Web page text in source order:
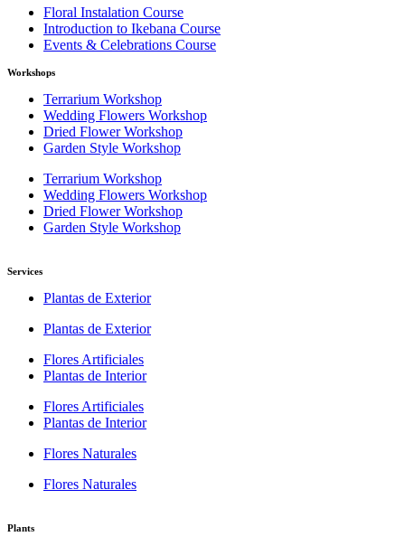
Floral Instalation Course
Introduction to Ikebana Course
Events & Celebrations Course
Workshops
Terrarium Workshop
Wedding Flowers Workshop
Dried Flower Workshop
Garden Style Workshop
Terrarium Workshop
Wedding Flowers Workshop
Dried Flower Workshop
Garden Style Workshop
Services
Plantas de Exterior
Plantas de Exterior
Flores Artificiales
Plantas de Interior
Flores Artificiales
Plantas de Interior
Flores Naturales
Flores Naturales
Plants